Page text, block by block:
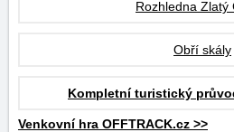
Rozhledna Zlatý
Obří skály
Kompletní turistický
Venkovní hra OFFTRACK.cz >>